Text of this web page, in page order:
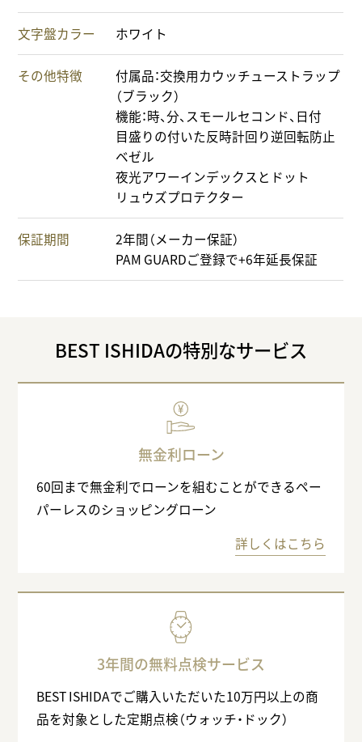
文字盤カラー ホワイト
その他特徴
付属品：交換用カウッチューストラップ
（ブラック）
機能：時、分、スモールセコンド、日付
目盛りの付いた反時計回り逆回転防止
ベゼル
夜光アワーインデックスとドット
リュウズプロテクター
保証期間
2年間（メーカー保証）
PAM GUARDご登録で+6年延長保証
BEST ISHIDAの特別なサービス
無金利ローン
60回まで無金利でローンを組むことができるペー
パーレスのショッピングローン
詳しくはこちら
3年間の無料点検サービス
BEST ISHIDAでご購入いただいた10万円以上の商
品を対象とした定期点検（ウォッチ・ドック）